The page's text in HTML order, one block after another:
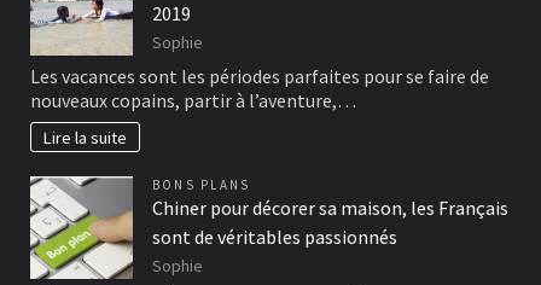
2019
Sophie
Les vacances sont les périodes parfaites pour se faire de
nouveaux copains, partir à l’aventure,…
Lire la suite
BONS PLANS
Chiner pour décorer sa maison, les Français
sont de véritables passionnés
Sophie